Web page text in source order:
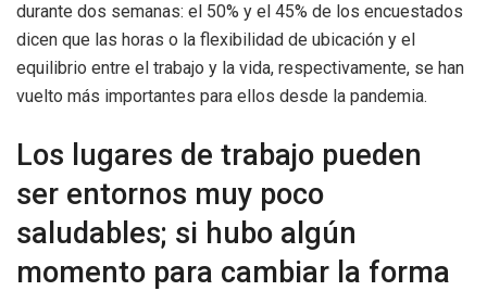
durante dos semanas: el 50% y el 45% de los encuestados
dicen que las horas o la flexibilidad de ubicación y el
equilibrio entre el trabajo y la vida, respectivamente, se han
vuelto más importantes para ellos desde la pandemia.
Los lugares de trabajo pueden
ser entornos muy poco
saludables; si hubo algún
momento para cambiar la forma